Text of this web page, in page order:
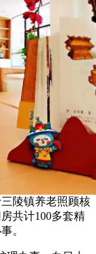
陵镇养老照顾核
共计100多套精
。